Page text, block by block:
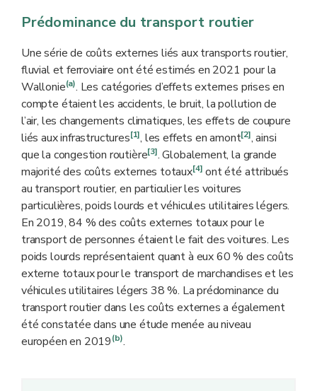
Prédominance du transport routier
Une série de coûts externes liés aux transports routier,
fluvial et ferroviaire ont été estimés en 2021 pour la
Wallonie(a). Les catégories d’effets externes prises en
compte étaient les accidents, le bruit, la pollution de
l’air, les changements climatiques, les effets de coupure
liés aux infrastructures[1], les effets en amont[2], ainsi
que la congestion routière[3]. Globalement, la grande
majorité des coûts externes totaux[4] ont été attribués
au transport routier, en particulier les voitures
particulières, poids lourds et véhicules utilitaires légers.
En 2019, 84 % des coûts externes totaux pour le
transport de personnes étaient le fait des voitures. Les
poids lourds représentaient quant à eux 60 % des coûts
externe totaux pour le transport de marchandises et les
véhicules utilitaires légers 38 %. La prédominance du
transport routier dans les coûts externes a également
été constatée dans une étude menée au niveau
européen en 2019(b).